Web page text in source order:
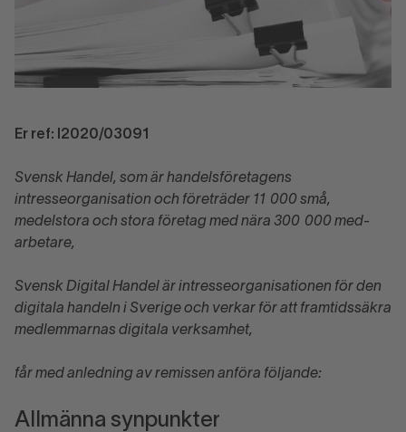
Er ref: I2020/03091
Svensk Handel, som är handelsföretagens
intresseorganisation och före­träder 11 000 små,
medelstora och stora företag med nära 300 000 med­
arbetare,
Svensk Digital Handel är intresseorganisationen för den
digitala handeln i Sverige och verkar för att framtidssäkra
medlemmarnas digitala verksamhet,
får med anledning av remissen anföra följande:
Allmänna synpunkter